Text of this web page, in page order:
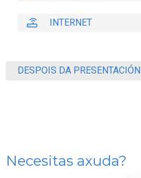
INTERNET
DESPOIS DA PRESENTACIÓN
Necesitas axuda?